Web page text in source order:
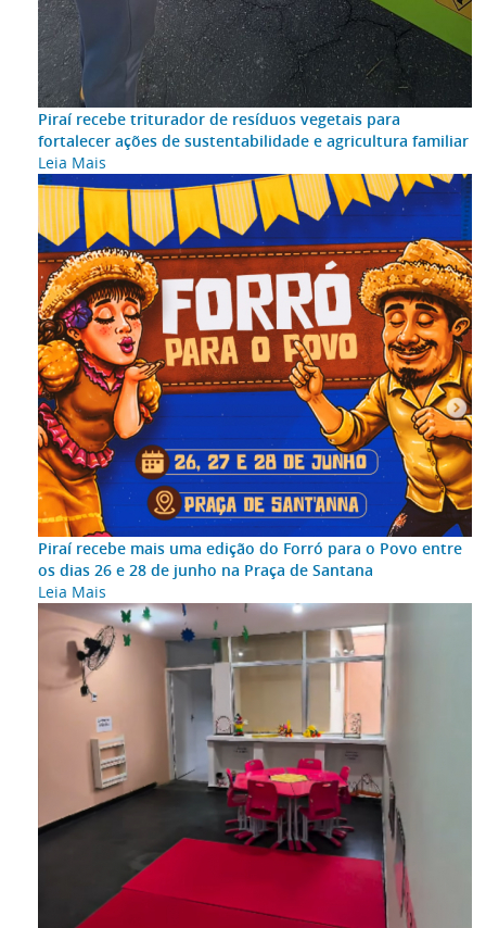
Piraí recebe triturador de resíduos vegetais para
fortalecer ações de sustentabilidade e agricultura familiar
Leia Mais
Piraí recebe mais uma edição do Forró para o Povo entre
os dias 26 e 28 de junho na Praça de Santana
Leia Mais